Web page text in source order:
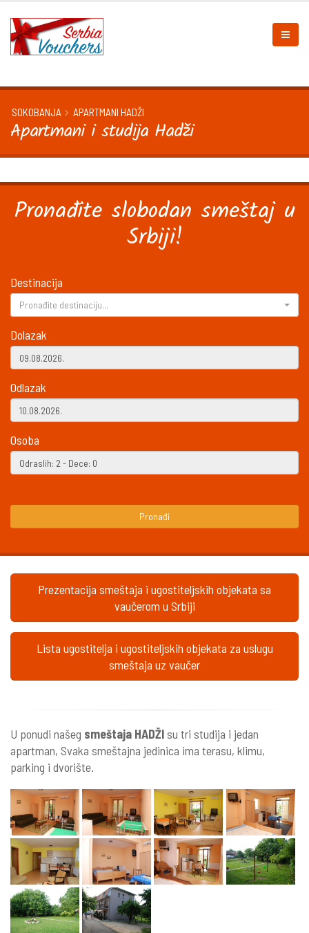
SOKOBANJA APARTMANI HADŽI
Apartmani i studija Hadži
Pronađite slobodan smeštaj u
Srbiji!
Destinacija
Pronađite destinaciju...
Dolazak
Odlazak
Osoba
Pronađi
Prezentacija smeštaja i ugostiteljskih objekata sa
vaučerom u Srbiji
Lista ugostitelja i ugostiteljskih objekata za uslugu
smeštaja uz vaučer
U ponudi našeg smeštaja HADŽIsu tri studija i jedan
apartman, Svaka smeštajna jedinica ima terasu, klimu,
parking i dvorište.